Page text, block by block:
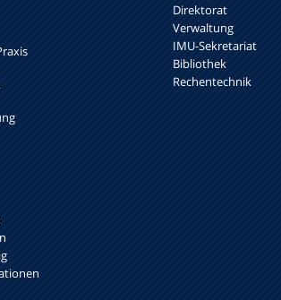
Direktorat
Verwaltung
IMU-Sekretariat
Bibliothek
Rechentechnik